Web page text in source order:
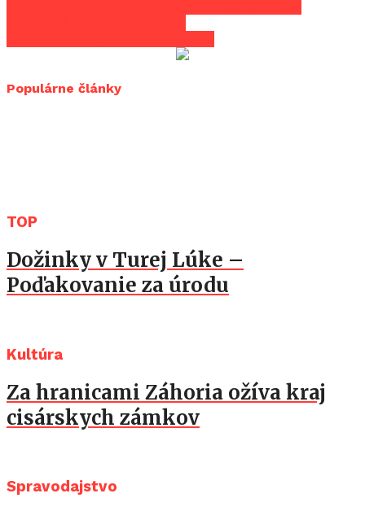
Populárne články
TOP
Dožinky v Turej Lúke –
Poďakovanie za úrodu
Kultúra
Za hranicami Záhoria ožíva kraj
cisárskych zámkov
Spravodajstvo